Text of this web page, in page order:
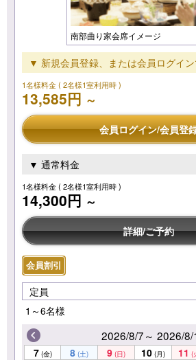
南部曲り家会席イメージ
▼ 新規会員登録、または会員ログイン
1名様料金( 2名様1室利用時 )
13,585円 ～
会員ログイン/会員登
▼ 通常料金
1名様料金( 2名様1室利用時 )
14,300円 ～
詳細/ご予約
会員割引
定員
1～6名様
2026/8/7～ 2026/8/
7 (金) 8 (土) 9 (日) 10 (月) 11 (